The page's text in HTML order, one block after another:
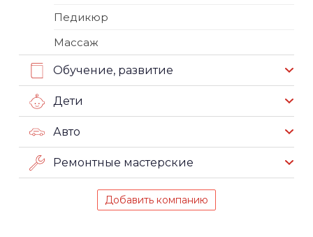
Педикюр
Массаж
Обучение, развитие
Дети
Авто
Ремонтные мастерские
Добавить компанию